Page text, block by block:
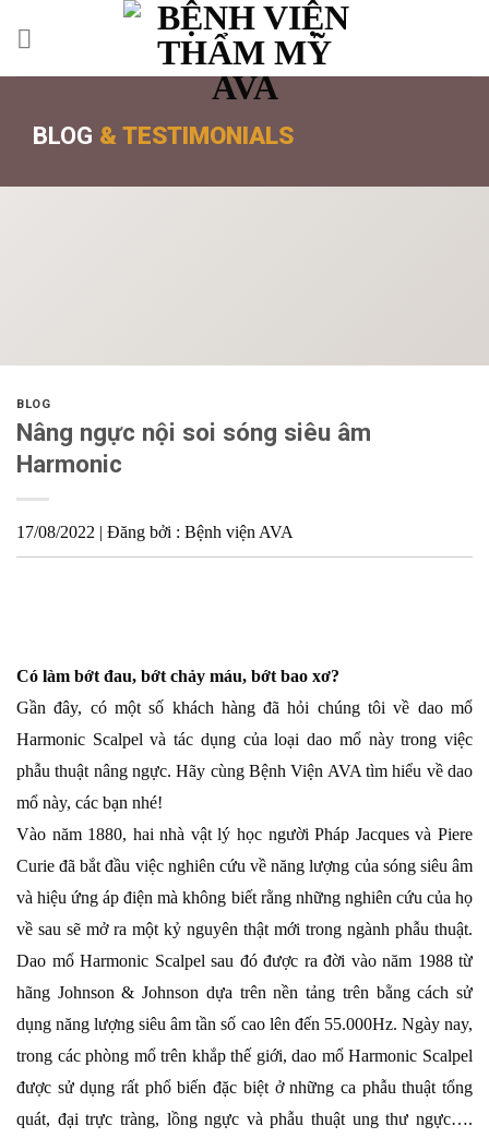
BLOG & TESTIMONIALS
BLOG
Nâng ngực nội soi sóng siêu âm
Harmonic
17/08/2022 | Đăng bởi : Bệnh viện AVA
Có làm bớt đau, bớt chảy máu, bớt bao xơ?
Gần đây, có một số khách hàng đã hỏi chúng tôi về dao mổ
Harmonic Scalpel và tác dụng của loại dao mổ này trong việc
phẫu thuật nâng ngực. Hãy cùng Bệnh Viện AVA tìm hiểu về dao
mổ này, các bạn nhé!
Vào năm 1880, hai nhà vật lý học người Pháp Jacques và Piere
Curie đã bắt đầu việc nghiên cứu về năng lượng của sóng siêu âm
và hiệu ứng áp điện mà không biết rằng những nghiên cứu của họ
về sau sẽ mở ra một kỷ nguyên thật mới trong ngành phẫu thuật.
Dao mổ Harmonic Scalpel sau đó được ra đời vào năm 1988 từ
hãng Johnson & Johnson dựa trên nền tảng trên bằng cách sử
dụng năng lượng siêu âm tần số cao lên đến 55.000Hz. Ngày nay,
trong các phòng mổ trên khắp thế giới, dao mổ Harmonic Scalpel
được sử dụng rất phổ biến đặc biệt ở những ca phẫu thuật tổng
quát, đại trực tràng, lồng ngực và phẫu thuật ung thư ngực….